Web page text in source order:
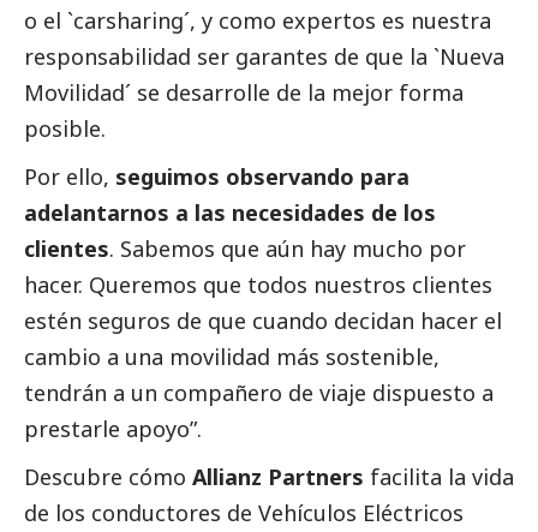
o el `carsharing´, y como expertos es nuestra
responsabilidad ser garantes de que la `Nueva
Movilidad´ se desarrolle de la mejor forma
posible.
Por ello, seguimos observando para
adelantarnos a las necesidades de los
clientes. Sabemos que aún hay mucho por
hacer. Queremos que todos nuestros clientes
estén seguros de que cuando decidan hacer el
cambio a una movilidad más sostenible,
tendrán a un compañero de viaje dispuesto a
prestarle apoyo”.
Descubre cómo Allianz Partners facilita la vida
de los conductores de Vehículos Eléctricos